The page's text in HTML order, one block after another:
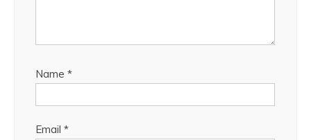
Name *
Email *